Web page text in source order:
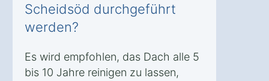
Scheidsöd durchgeführt
werden?
Es wird empfohlen, das Dach alle 5
bis 10 Jahre reinigen zu lassen,